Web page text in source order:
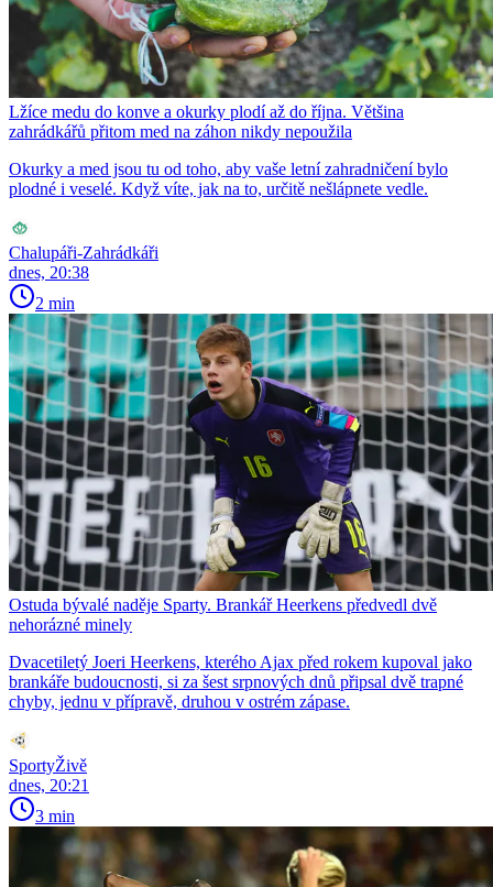
Lžíce medu do konve a okurky plodí až do října. Většina
zahrádkářů přitom med na záhon nikdy nepoužila
Okurky a med jsou tu od toho, aby vaše letní zahradničení bylo
plodné i veselé. Když víte, jak na to, určitě nešlápnete vedle.
Chalupáři-Zahrádkáři
dnes, 20:38
2 min
Ostuda bývalé naděje Sparty. Brankář Heerkens předvedl dvě
nehorázné minely
Dvacetiletý Joeri Heerkens, kterého Ajax před rokem kupoval jako
brankáře budoucnosti, si za šest srpnových dnů připsal dvě trapné
chyby, jednu v přípravě, druhou v ostrém zápase.
SportyŽivě
dnes, 20:21
3 min